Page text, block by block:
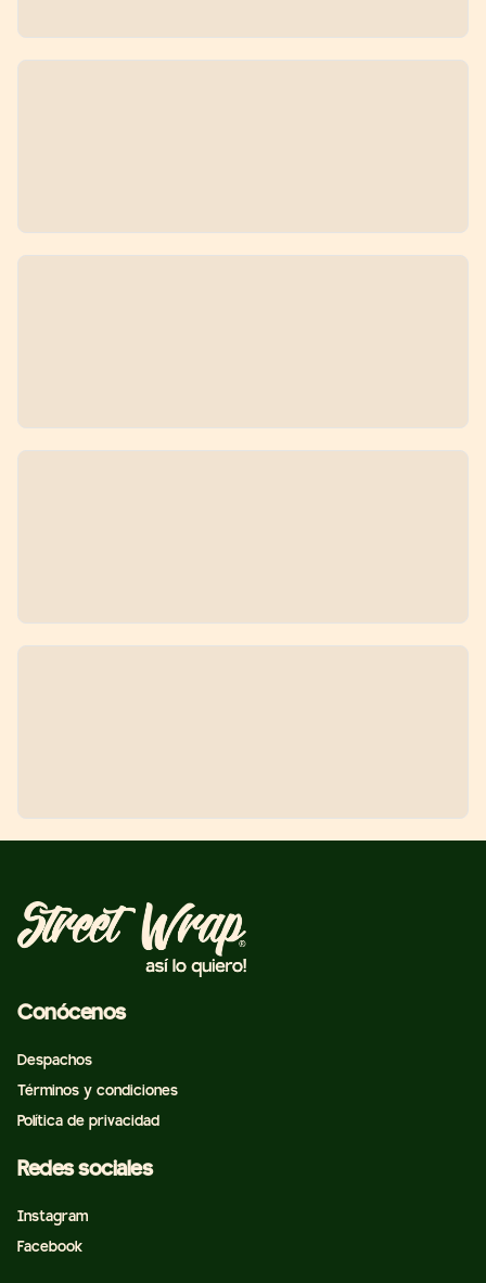
Conócenos
Despachos
Términos y condiciones
Política de privacidad
Redes sociales
Instagram
Facebook